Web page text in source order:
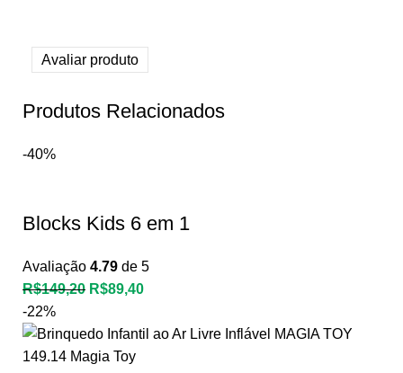
Avaliar produto
Produtos Relacionados
-40%
Blocks Kids 6 em 1
Avaliação 4.79 de 5
R$149,20 R$89,40
-22%